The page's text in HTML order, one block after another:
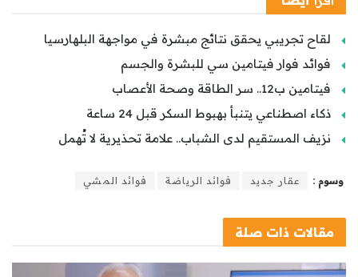
لقاح تجريبي يحقق نتائج مبشرة في مواجهة البلهارسيا
فوائد فوار فيتامين سي للبشرة والجسم
فيتامين ب12.. سر الطاقة وصحة الأعصاب
ذكاء اصطناعي يتنبأ بهبوط السكر قبل 24 ساعة
نزيف المستقيم لدى الشباب.. علامة تحذيرية لا تُهمل
وسوم : عقار جديد فوائد الرياضة فوائد المشي
مقالات ذات صلة